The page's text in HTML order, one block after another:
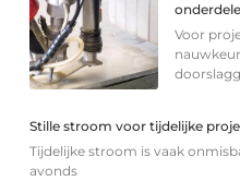
Voor
Stille stroom voor tijdelijke
Tijdelijke stroom is vaak
avonds